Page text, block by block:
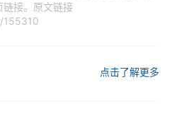
接。原文链接
155310
点击了解更多